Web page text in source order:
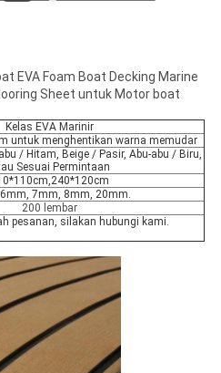
EVA Foam Boat Decking Marine
Sheet untuk Motor boat
Kelas EVA Marinir
untuk menghentikan warna memudar
/ Hitam, Beige / Pasir, Abu-abu / Biru,
Sesuai Permintaan
7mm, 8mm, 20mm.
200 lembar
pesanan, silakan hubungi kami.